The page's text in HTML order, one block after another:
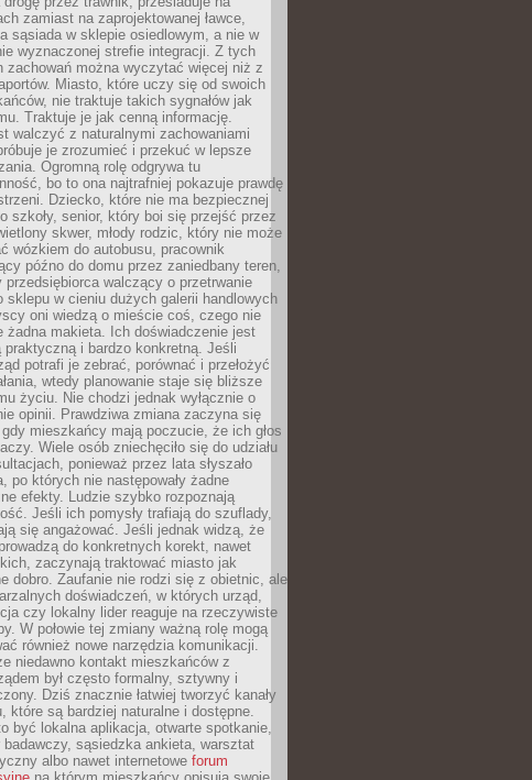
zamiast na zaprojektowanej ławce,
sąsiada w sklepie osiedlowym, a nie w
wyznaczonej strefie integracji. Z tych
zachowań można wyczytać więcej niż z
Miasto, które uczy się od swoich
nie traktuje takich sygnałów jak
Traktuje je jak cenną informację.
walczyć z naturalnymi zachowaniami
je zrozumieć i przekuć w lepsze
Ogromną rolę odgrywa tu
bo to ona najtrafniej pokazuje prawdę
Dziecko, które nie ma bezpiecznej
szkoły, senior, który boi się przejść przez
skwer, młody rodzic, który nie może
wózkiem do autobusu, pracownik
późno do domu przez zaniedbany teren,
przedsiębiorca walczący o przetrwanie
sklepu w cieniu dużych galerii handlowych
oni wiedzą o mieście coś, czego nie
żadna makieta. Ich doświadczenie jest
praktyczną i bardzo konkretną. Jeśli
potrafi je zebrać, porównać i przełożyć
wtedy planowanie staje się bliższe
życiu. Nie chodzi jednak wyłącznie o
opinii. Prawdziwa zmiana zaczyna się
mieszkańcy mają poczucie, że ich głos
Wiele osób zniechęciło się do udziału
ponieważ przez lata słyszało
po których nie następowały żadne
efekty. Ludzie szybko rozpoznają
Jeśli ich pomysły trafiają do szuflady,
się angażować. Jeśli jednak widzą, że
do konkretnych korekt, nawet
zaczynają traktować miasto jak
dobro. Zaufanie nie rodzi się z obietnic, ale
doświadczeń, w których urząd,
czy lokalny lider reaguje na rzeczywiste
W połowie tej zmiany ważną rolę mogą
również nowe narzędzia komunikacji.
niedawno kontakt mieszkańców z
był często formalny, sztywny i
Dziś znacznie łatwiej tworzyć kanały
które są bardziej naturalne i dostępne.
być lokalna aplikacja, otwarte spotkanie,
badawczy, sąsiedzka ankieta, warsztat
albo nawet internetowe forum